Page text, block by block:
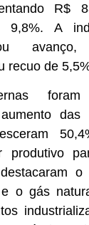
R$
9,8%. A
recuo de
foram
das
produtivo
o
o gás